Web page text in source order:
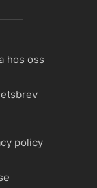
hos oss
policy